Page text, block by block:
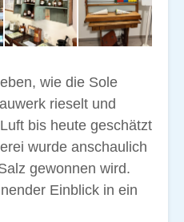
wie die Sole
rieselt und
bis heute geschätzt
wurde anschaulich
gewonnen wird.
Einblick in ein